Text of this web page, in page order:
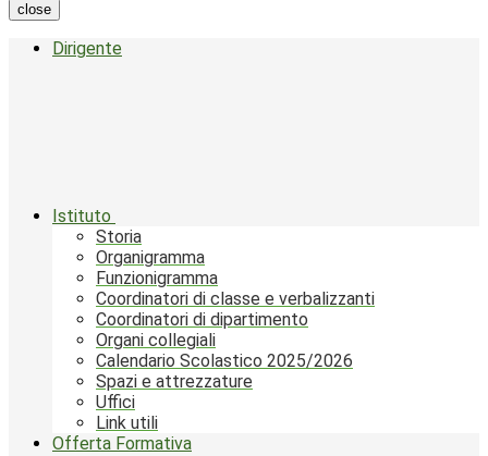
close
Dirigente
Istituto
Storia
Organigramma
Funzionigramma
Coordinatori di classe e verbalizzanti
Coordinatori di dipartimento
Organi collegiali
Calendario Scolastico 2025/2026
Spazi e attrezzature
Uffici
Link utili
Offerta Formativa